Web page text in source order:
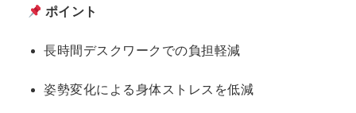
ポイント
長時間デスクワークでの負担軽減
姿勢変化による身体ストレスを低減